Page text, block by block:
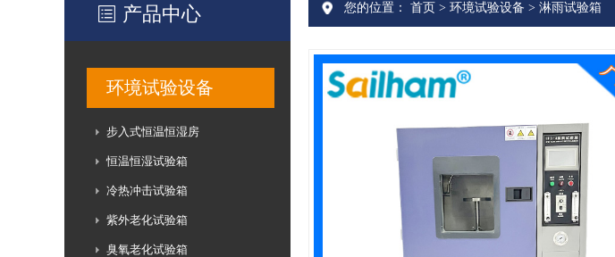
产品中心
环境试验设备
步入式恒温恒湿房
恒温恒湿试验箱
冷热冲击试验箱
紫外老化试验箱
臭氧老化试验箱
您的位置： 首页 > 环境试验设备 > 淋雨试验箱